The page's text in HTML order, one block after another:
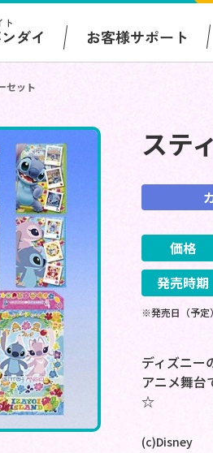
ト
ダイ お客様サポート
セット
ステ
価格
発売時期
※発売日（予定
ディズニー
アニメ舞台
☆
(c)Disney